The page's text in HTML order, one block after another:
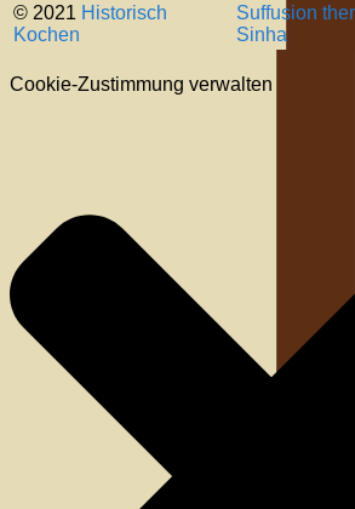
© 2021 Historisch
Kochen
Suffusion
Sinha
Cookie-Zustimmung verwalten